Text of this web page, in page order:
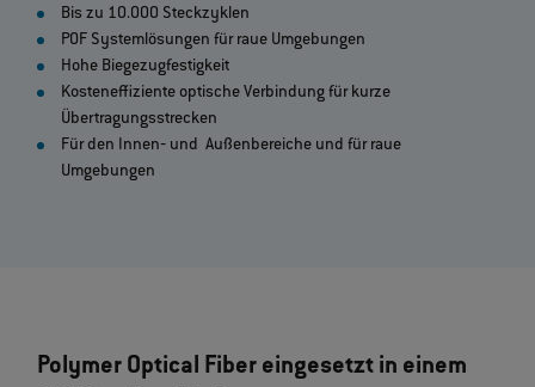
Bis zu 10.000 Steckzyklen
POF Systemlösungen für raue Umgebungen
Hohe Biegezugfestigkeit
Kosteneffiziente optische Verbindung für kurze
Übertragungsstrecken
Für den Innen‐ und Außenbereiche und für raue
Umgebungen
Polymer Optical Fiber eingesetzt in einem